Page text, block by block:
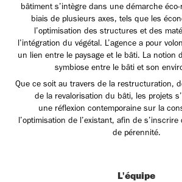
bâtiment s’intègre dans une démarche
biais de plusieurs axes, tels que les
l’optimisation des structures et des
l’intégration du végétal. L’agence a pour
un lien entre le paysage et le bâti. La notion
symbiose entre le bâti et son
Que ce soit au travers de la restructuration,
de la revalorisation du bâti, les projets
une réflexion contemporaine sur la
l’optimisation de l’existant, afin de
de pérennité.
L'équipe